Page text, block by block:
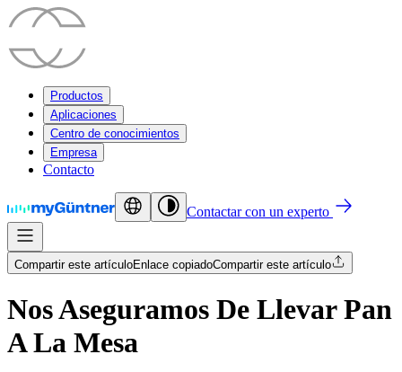
Productos
Aplicaciones
Centro de conocimientos
Empresa
Contacto
Contactar con un experto
Compartir este artículoEnlace copiadoCompartir este artículo
Nos Aseguramos De Llevar Pan
A La Mesa